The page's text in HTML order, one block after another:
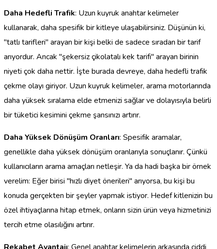
Daha Hedefli Trafik: Uzun kuyruk anahtar kelimeler
kullanarak, daha spesifik bir kitleye ulaşabilirsiniz. Düşünün ki,
"tatlı tarifleri" arayan bir kişi belki de sadece sıradan bir tarif
arıyordur. Ancak "şekersiz çikolatalı kek tarifi" arayan birinin
niyeti çok daha nettir. İşte burada devreye, daha hedefli trafik
çekme olayı giriyor. Uzun kuyruk kelimeler, arama motorlarında
daha yüksek sıralama elde etmenizi sağlar ve dolayısıyla belirli
bir tüketici kesimini çekme şansınızı artırır.
Daha Yüksek Dönüşüm Oranları: Spesifik aramalar,
genellikle daha yüksek dönüşüm oranlarıyla sonuçlanır. Çünkü
kullanıcıların arama amaçları netleşir. Ya da hadi başka bir örnek
verelim: Eğer birisi "hızlı diyet önerileri" arıyorsa, bu kişi bu
konuda gerçekten bir şeyler yapmak istiyor. Hedef kitlenizin bu
özel ihtiyaçlarına hitap etmek, onların sizin ürün veya hizmetinizi
tercih etme olasılığını artırır.